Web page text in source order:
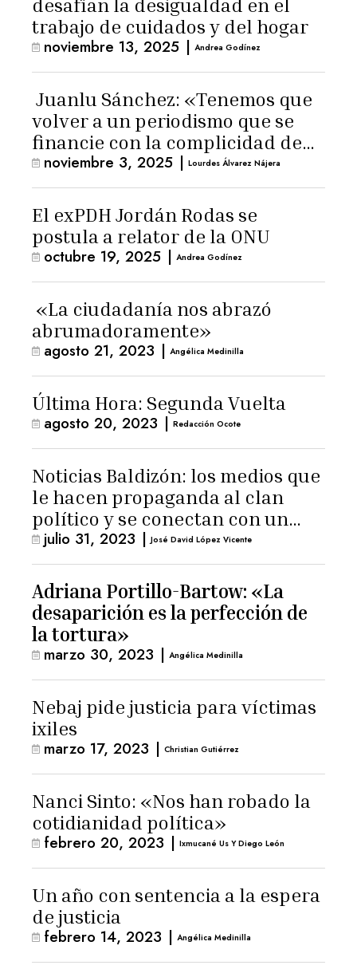
desafían la desigualdad en el
trabajo de cuidados y del hogar
noviembre 13, 2025 | Andrea Godínez
Juanlu Sánchez: «Tenemos que
volver a un periodismo que se
financie con la complicidad de
los lectores»
noviembre 3, 2025 | Lourdes Álvarez Nájera
El exPDH Jordán Rodas se
postula a relator de la ONU
octubre 19, 2025 | Andrea Godínez
«La ciudadanía nos abrazó
abrumadoramente»
agosto 21, 2023 | Angélica Medinilla
Última Hora: Segunda Vuelta
agosto 20, 2023 | Redacción Ocote
Noticias Baldizón: los medios que
le hacen propaganda al clan
político y se conectan con un
hombre de confianza de
Giammattei
julio 31, 2023 | José David López Vicente
Adriana Portillo-Bartow: «La
desaparición es la perfección de
la tortura»
marzo 30, 2023 | Angélica Medinilla
Nebaj pide justicia para víctimas
ixiles
marzo 17, 2023 | Christian Gutiérrez
Nanci Sinto: «Nos han robado la
cotidianidad política»
febrero 20, 2023 | Ixmucané Us Y Diego León
Un año con sentencia a la espera
de justicia
febrero 14, 2023 | Angélica Medinilla